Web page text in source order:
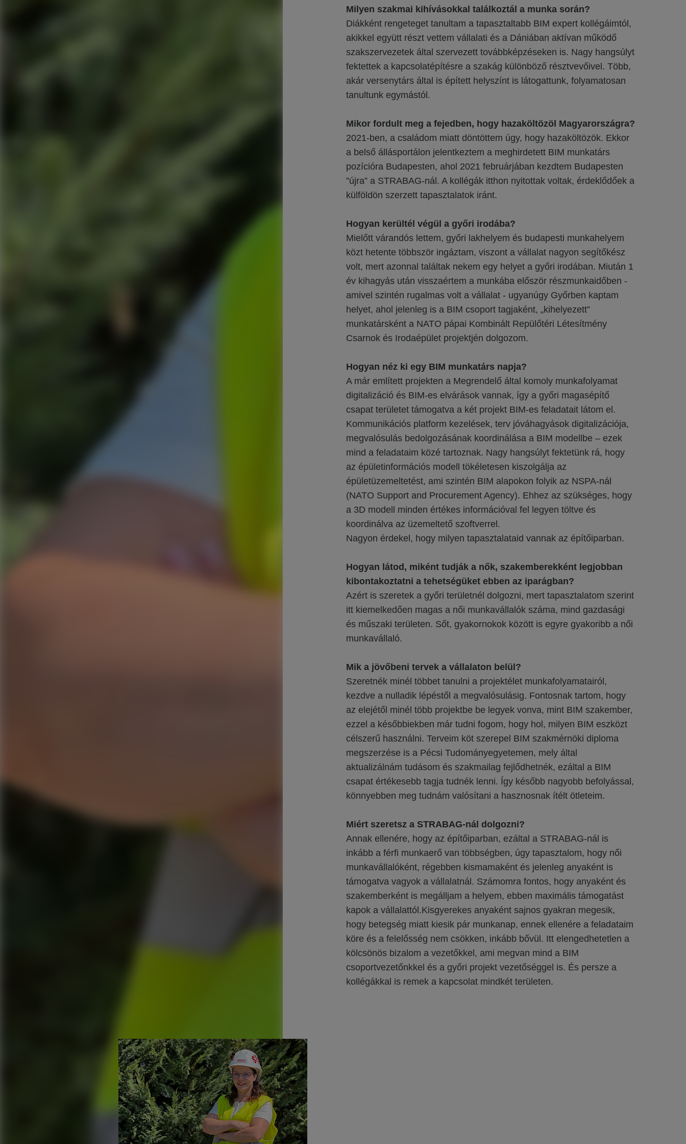
Milyen szakmai kihívásokkal találkoztál a munka során?
Diákként rengeteget tanultam a tapasztaltabb BIM expert kollégáimtól,
akikkel együtt részt vettem vállalati és a Dániában aktívan működő
szakszervezetek által szervezett továbbképzéseken is. Nagy hangsúlyt
fektettek a kapcsolatépítésre a szakág különböző résztvevőivel. Több,
akár versenytárs által is épített helyszínt is látogattunk, folyamatosan
tanultunk egymástól.
Mikor fordult meg a fejedben, hogy hazaköltözöl Magyarországra?
2021-ben, a családom miatt döntöttem úgy, hogy hazaköltözök. Ekkor
a belső állásportálon jelentkeztem a meghirdetett BIM munkatárs
pozícióra Budapesten, ahol 2021 februárjában kezdtem Budapesten
”újra” a STRABAG-nál. A kollégák itthon nyitottak voltak, érdeklődőek a
külföldön szerzett tapasztalatok iránt.
Hogyan kerültél végül a győri irodába?
Mielőtt várandós lettem, győri lakhelyem és budapesti munkahelyem
közt hetente többször ingáztam, viszont a vállalat nagyon segítőkész
volt, mert azonnal találtak nekem egy helyet a győri irodában. Miután 1
év kihagyás után visszaértem a munkába először részmunkaidőben -
amivel szintén rugalmas volt a vállalat - ugyanúgy Győrben kaptam
helyet, ahol jelenleg is a BIM csoport tagjaként, „kihelyezett”
munkatársként a NATO pápai Kombinált Repülőtéri Létesítmény
Csarnok és Irodaépület projektjén dolgozom.
Hogyan néz ki egy BIM munkatárs napja?
A már említett projekten a Megrendelő által komoly munkafolyamat
digitalizáció és BIM-es elvárások vannak, így a győri magasépítő
csapat területet támogatva a két projekt BIM-es feladatait látom el.
Kommunikációs platform kezelések, terv jóváhagyások digitalizációja,
megvalósulás bedolgozásának koordinálása a BIM modellbe – ezek
mind a feladataim közé tartoznak. Nagy hangsúlyt fektetünk rá, hogy
az épületinformációs modell tökéletesen kiszolgálja az
épületüzemeltetést, ami szintén BIM alapokon folyik az NSPA-nál
(NATO Support and Procurement Agency). Ehhez az szükséges, hogy
a 3D modell minden értékes információval fel legyen töltve és
koordinálva az üzemeltető szoftverrel.
Nagyon érdekel, hogy milyen tapasztalataid vannak az építőiparban.
Hogyan látod, miként tudják a nők, szakemberekként legjobban
kibontakoztatni a tehetségüket ebben az iparágban?
Azért is szeretek a győri területnél dolgozni, mert tapasztalatom szerint
itt kiemelkedően magas a női munkavállalók száma, mind gazdasági
és műszaki területen. Sőt, gyakornokok között is egyre gyakoribb a női
munkavállaló.
Mik a jövőbeni tervek a vállalaton belül?
Szeretnék minél többet tanulni a projektélet munkafolyamatairól,
kezdve a nulladik lépéstől a megvalósulásig. Fontosnak tartom, hogy
az elejétől minél több projektbe be legyek vonva, mint BIM szakember,
ezzel a későbbiekben már tudni fogom, hogy hol, milyen BIM eszközt
célszerű használni. Terveim köt szerepel BIM szakmérnöki diploma
megszerzése is a Pécsi Tudományegyetemen, mely által
aktualizálnám tudásom és szakmailag fejlődhetnék, ezáltal a BIM
csapat értékesebb tagja tudnék lenni. Így később nagyobb befolyással,
könnyebben meg tudnám valósítani a hasznosnak ítélt ötleteim.
Miért szeretsz a STRABAG-nál dolgozni?
Annak ellenére, hogy az építőiparban, ezáltal a STRABAG-nál is
inkább a férfi munkaerő van többségben, úgy tapasztalom, hogy női
munkavállalóként, régebben kismamaként és jelenleg anyaként is
támogatva vagyok a vállalatnál. Számomra fontos, hogy anyaként és
szakemberként is megálljam a helyem, ebben maximális támogatást
kapok a vállalattól.Kisgyerekes anyaként sajnos gyakran megesik,
hogy betegség miatt kiesik pár munkanap, ennek ellenére a feladataim
köre és a felelősség nem csökken, inkább bővül. Itt elengedhetetlen a
kölcsönös bizalom a vezetőkkel, ami megvan mind a BIM
csoportvezetőnkkel és a győri projekt vezetőséggel is. És persze a
kollégákkal is remek a kapcsolat mindkét területen.